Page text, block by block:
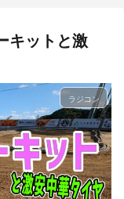
キットと激
ラジコン